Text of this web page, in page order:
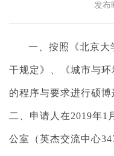
发布
一、按照《北京大
干规定》、《城市与环
的程序与要求进行硕博
二、申请人在2019年1
公室（英杰交流中心